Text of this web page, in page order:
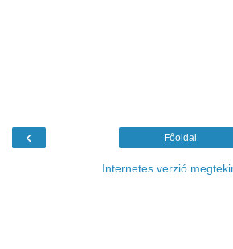
‹ Főoldal
Internetes verzió